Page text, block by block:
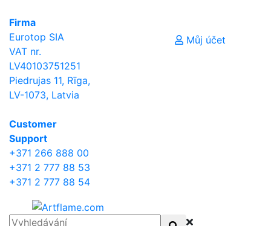
Firma
Eurotop SIA
VAT nr.
LV40103751251
Piedrujas 11, Rīga,
LV-1073, Latvia
Сustomer
Support
+371 266 888 00
+371 2 777 88 53
+371 2 777 88 54
Můj účet